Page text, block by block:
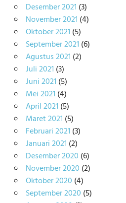
Desember 2021 (3)
November 2021 (4)
Oktober 2021 (5)
September 2021 (6)
Agustus 2021 (2)
Juli 2021 (3)
Juni 2021 (5)
Mei 2021 (4)
April 2021 (5)
Maret 2021 (5)
Februari 2021 (3)
Januari 2021 (2)
Desember 2020 (6)
November 2020 (2)
Oktober 2020 (4)
September 2020 (5)